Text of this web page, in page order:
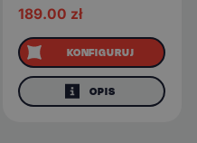
189.00 zł
KONFIGURUJ
OPIS